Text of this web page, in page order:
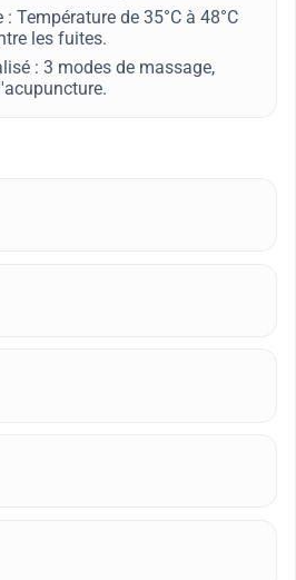
Température de 35°C à 48°C
les fuites.
: 3 modes de massage,